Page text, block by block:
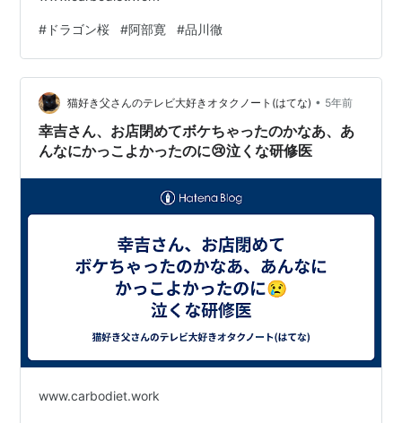
# ドラゴン桜 #阿部寛 #品川徹
猫好き父さんのテレビ大好きオタクノート(はてな) • 5年前
幸吉さん、お店閉めてボケちゃったのかなあ、あ
んなにかっこよかったのに😢泣くな研修医
www.carbodiet.work